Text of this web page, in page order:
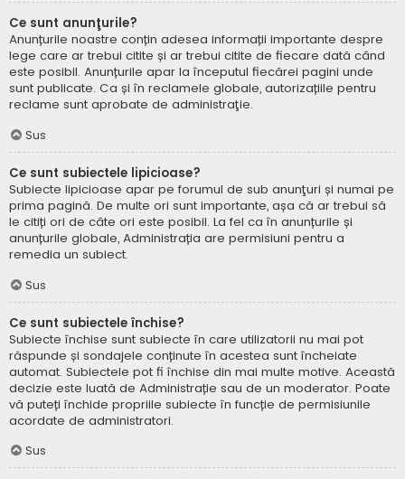
Ce sunt anunţurile?
Anunțurile noastre conțin adesea informații importante despre
lege care ar trebui citite și ar trebui citite de fiecare dată când
este posibil. Anunțurile apar la începutul fiecărei pagini unde
sunt publicate. Ca și în reclamele globale, autorizațiile pentru
reclame sunt aprobate de administraţie.
Sus
Ce sunt subiectele lipicioase?
Subiecte lipicioase apar pe forumul de sub anunţuri și numai pe
prima pagină. De multe ori sunt importante, așa că ar trebui să
le citiți ori de câte ori este posibil. La fel ca în anunțurile și
anunțurile globale, Administrația are permisiuni pentru a
remedia un subiect.
Sus
Ce sunt subiectele închise?
Subiecte închise sunt subiecte în care utilizatorii nu mai pot
răspunde și sondajele conținute în acestea sunt încheiate
automat. Subiectele pot fi închise din mai multe motive. Această
decizie este luată de Administrație sau de un moderator. Poate
vă puteți închide propriile subiecte în funcție de permisiunile
acordate de administratori.
Sus